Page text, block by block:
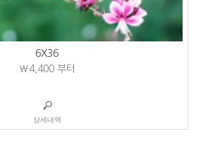
6X36
₩4,400부터
상세내역